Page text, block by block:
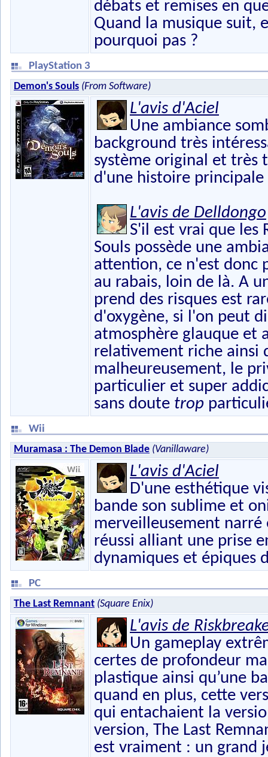
débats et remises en
Quand la musique suit,
pourquoi pas ?
PlayStation 3
Demon's Souls (From Software)
L'avis d'Aciel
Une ambiance
background très
système original et très
d'une histoire
L'avis de Delldongo
S'il est vrai que les
Souls possède une
attention, ce n'est donc
au rabais, loin de là. A
prend des risques est
d'oxygène, si l'on peut
atmosphère glauque et
relativement riche ainsi
malheureusement, le
particulier et super
sans doute trop
Wii
Muramasa : The Demon Blade (Vanillaware)
L'avis d'Aciel
D'une esthétique
bande son sublime et
merveilleusement narré
réussi alliant une prise
dynamiques et épiques
PC
The Last Remnant (Square Enix)
L'avis de
Un gameplay
certes de profondeur
plastique ainsi qu’une
quand en plus, cette
qui entachaient la
version, The Last
est vraiment : un grand